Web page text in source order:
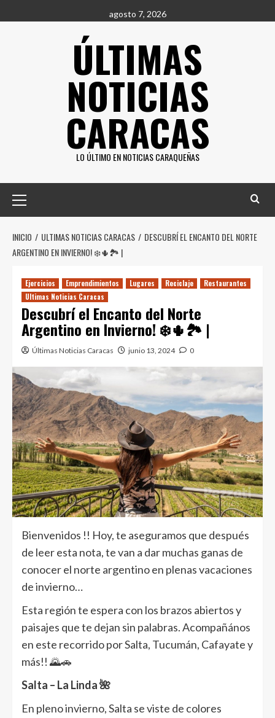
al
agosto 7, 2026
ÚLTIMAS
NOTICIAS
CARACAS
LO ÚLTIMO EN NOTICIAS CARAQUEÑAS
principal
INICIO ULTIMAS NOTICIAS CARACAS
DESCUBRÍ EL ENCANTO DEL NORTE
ARGENTINO EN INVIERNO! ❄️🌵🏞️ |
Ejercicios Emprendimientos Lugares Reciclaje
Restaurantes
Ultimas Noticias Caracas
Descubrí el Encanto del Norte
Argentino en Invierno! ❄️🌵🏞️ |
Últimas Noticias Caracas junio 13, 2024 0
Bienvenidos !! Hoy, te aseguramos que después
de leer esta nota, te van a dar muchas ganas de
conocer el norte argentino en plenas vacaciones
de invierno…
Esta región te espera con los brazos abiertos y
paisajes que te dejan sin palabras. Acompañános
en este recorrido por Salta, Tucumán, Cafayate y
más!! 🌄🚗
Salta – La Linda 🌺
En pleno invierno, Salta se viste de colores